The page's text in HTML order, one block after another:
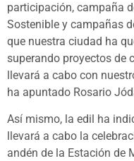
participación, campaña
Sostenible y campañas
que nuestra ciudad ha
superando proyectos de
llevará a cabo con
ha apuntado Rosario
Así mismo, la edil ha
llevará a cabo la
andén de la Estación de